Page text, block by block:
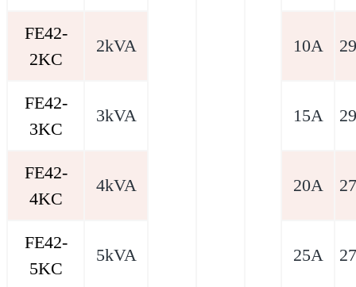
FE42-
2KC
2kVA 10A
FE42-
3KC
3kVA 15A
FE42-
4KC
4kVA 20A
FE42-
5KC
5kVA 25A